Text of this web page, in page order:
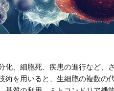
、細胞死、疾患の進行など、
を用いると、生細胞の複数の